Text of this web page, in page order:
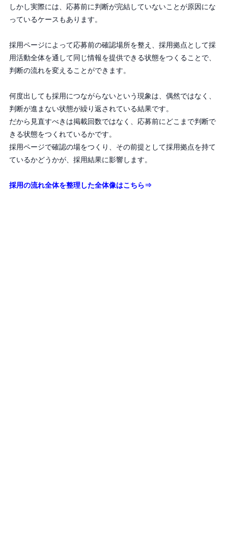
しかし実際には、応募前に判断が完結していないことが原因にな
っているケースもあります。
採用ページによって応募前の確認場所を整え、採用拠点として採
用活動全体を通して同じ情報を提供できる状態をつくることで、
判断の流れを変えることができます。
何度出しても採用につながらないという現象は、偶然ではなく、
判断が進まない状態が繰り返されている結果です。
だから見直すべきは掲載回数ではなく、応募前にどこまで判断で
きる状態をつくれているかです。
採用ページで確認の場をつくり、その前提として採用拠点を持て
ているかどうかが、採用結果に影響します。
採用の流れ全体を整理した全体像はこちら⇒